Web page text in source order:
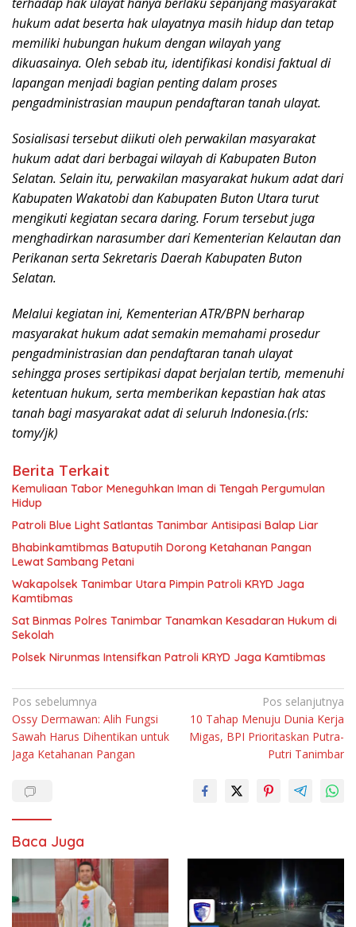
hukum adat beserta hak ulayatnya masih hidup dan tetap
memiliki hubungan hukum dengan wilayah yang
dikuasainya. Oleh sebab itu, identifikasi kondisi faktual di
lapangan menjadi bagian penting dalam proses
pengadministrasian maupun pendaftaran tanah ulayat.
Sosialisasi tersebut diikuti oleh perwakilan masyarakat
hukum adat dari berbagai wilayah di Kabupaten Buton
Selatan. Selain itu, perwakilan masyarakat hukum adat dari
Kabupaten Wakatobi dan Kabupaten Buton Utara turut
mengikuti kegiatan secara daring. Forum tersebut juga
menghadirkan narasumber dari Kementerian Kelautan dan
Perikanan serta Sekretaris Daerah Kabupaten Buton
Selatan.
Melalui kegiatan ini, Kementerian ATR/BPN berharap
masyarakat hukum adat semakin memahami prosedur
pengadministrasian dan pendaftaran tanah ulayat
sehingga proses sertipikasi dapat berjalan tertib, memenuhi
ketentuan hukum, serta memberikan kepastian hak atas
tanah bagi masyarakat adat di seluruh Indonesia.(rls:
tomy/jk)
Berita Terkait
Kemuliaan Tabor Meneguhkan Iman di Tengah Pergumulan
Hidup
Patroli Blue Light Satlantas Tanimbar Antisipasi Balap Liar
Bhabinkamtibmas Batuputih Dorong Ketahanan Pangan
Lewat Sambang Petani
Wakapolsek Tanimbar Utara Pimpin Patroli KRYD Jaga
Kamtibmas
Sat Binmas Polres Tanimbar Tanamkan Kesadaran Hukum di
Sekolah
Polsek Nirunmas Intensifkan Patroli KRYD Jaga Kamtibmas
Navigasi
pos
Pos sebelumnya
Ossy Dermawan: Alih Fungsi
Sawah Harus Dihentikan untuk
Jaga Ketahanan Pangan
Pos selanjutnya
10 Tahap Menuju Dunia Kerja
Migas, BPI Prioritaskan Putra-
Putri Tanimbar
Baca Juga